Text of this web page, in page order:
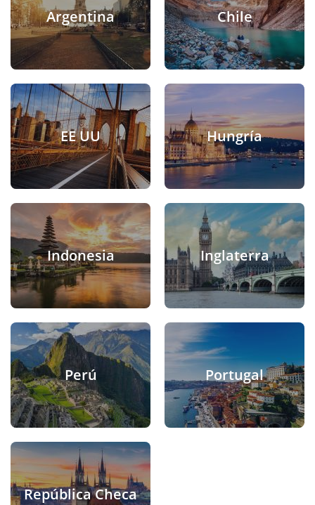
Argentina Chile
EE UU Hungría
Indonesia Inglaterra
Perú Portugal
República Checa